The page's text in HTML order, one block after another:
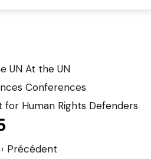
At the UN
Conferences
for Human Rights Defenders
Précédent